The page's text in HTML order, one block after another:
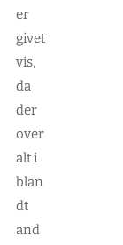
er
givet
vis,
da
der
over
alt i
blan
dt
and